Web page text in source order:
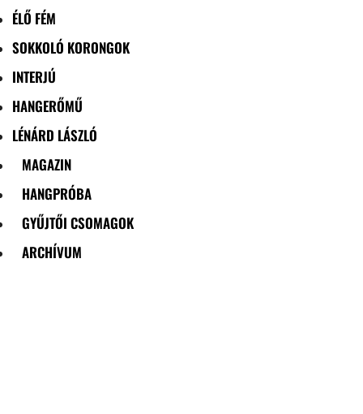
ÉLŐ FÉM
SOKKOLÓ KORONGOK
INTERJÚ
HANGERŐMŰ
LÉNÁRD LÁSZLÓ
MAGAZIN
HANGPRÓBA
GYŰJTŐI CSOMAGOK
ARCHÍVUM